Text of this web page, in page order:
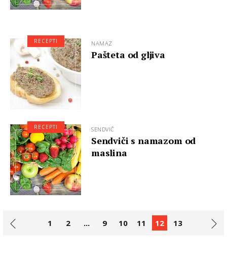
NAMAZ
Pašteta od gljiva
RECEPTI
SENDVIČ
Sendviči s namazom od
maslina
RECEPTI
1 2 ... 9 10 11 12 13